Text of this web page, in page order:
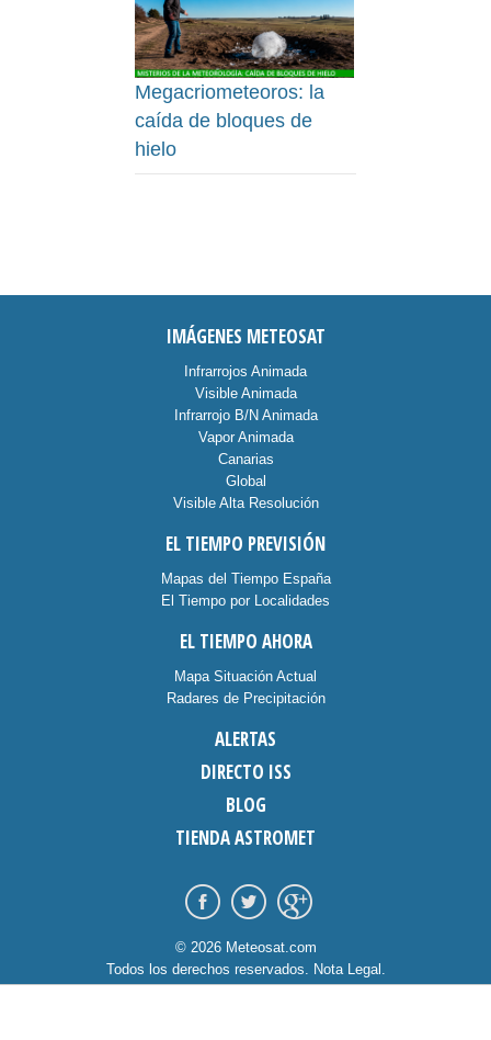
Megacriometeoros: la
caída de bloques de
hielo
IMÁGENES METEOSAT
Infrarrojos Animada
Visible Animada
Infrarrojo B/N Animada
Vapor Animada
Canarias
Global
Visible Alta Resolución
EL TIEMPO PREVISIÓN
Mapas del Tiempo España
El Tiempo por Localidades
EL TIEMPO AHORA
Mapa Situación Actual
Radares de Precipitación
ALERTAS
DIRECTO ISS
BLOG
TIENDA ASTROMET
© 2026 Meteosat.com
Todos los derechos reservados. Nota Legal .